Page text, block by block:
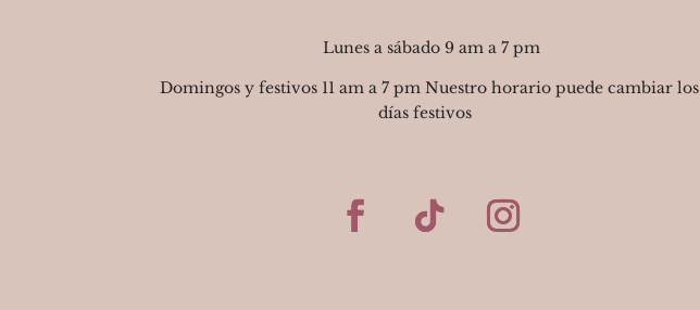
Lunes a sábado 9 am a 7 pm
Domingos y festivos 11 am a 7 pm Nuestro horario puede cambiar los
días festivos